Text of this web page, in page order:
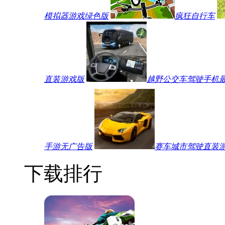
模拟器游戏绿色版 疯狂自行车
直装游戏版 越野公交车驾驶手机
手游无广告版 赛车城市驾驶直装
下载排行